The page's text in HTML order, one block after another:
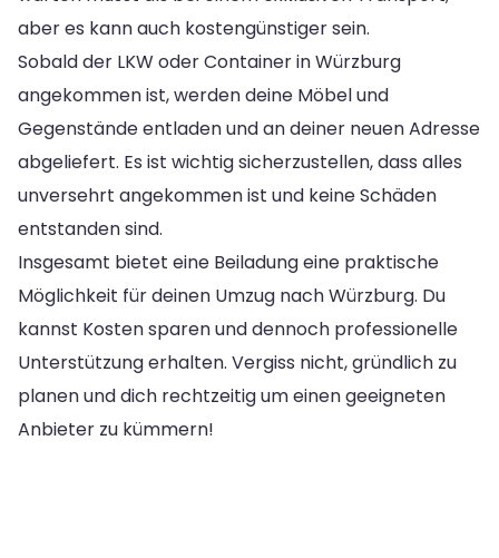
aber es kann auch kostengünstiger sein.
Sobald der LKW oder Container in Würzburg
angekommen ist, werden deine Möbel und
Gegenstände entladen und an deiner neuen Adresse
abgeliefert. Es ist wichtig sicherzustellen, dass alles
unversehrt angekommen ist und keine Schäden
entstanden sind.
Insgesamt bietet eine Beiladung eine praktische
Möglichkeit für deinen Umzug nach Würzburg. Du
kannst Kosten sparen und dennoch professionelle
Unterstützung erhalten. Vergiss nicht, gründlich zu
planen und dich rechtzeitig um einen geeigneten
Anbieter zu kümmern!